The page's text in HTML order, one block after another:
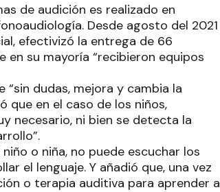
de audición es realizado en
Desde agosto del 2021
efectivizó la entrega de 66
su mayoría “recibieron equipos
dudas, mejora y cambia la
que en el caso de los niños,
necesario, ni bien se detecta la
o niña, no puede escuchar los
el lenguaje. Y añadió que, una vez
o terapia auditiva para aprender a